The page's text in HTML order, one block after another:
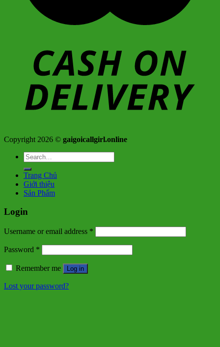
Copyright 2026 © gaigoicallgirl.online
Search
for:
Trang Chủ
Giới thiệu
Sản Phẩm
Login
Username or email address *
Password *
Remember me Log in
Lost your password?